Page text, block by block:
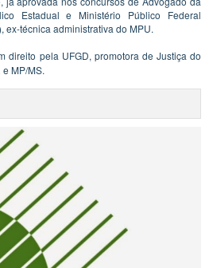
Estadual e Ministério Público Federal
ex-técnica administrativa do MPU.
direito pela UFGD, promotora de Justiça do
MP/MS.